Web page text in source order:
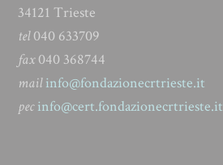
34121 Trieste
tel040 633709
fax040 368744
mailinfo@fondazionecrtrieste.it
pecinfo@cert.fondazionecrtrieste.it